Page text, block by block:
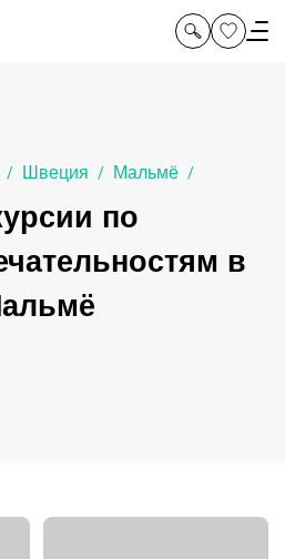
/ Швеция / Мальмё /
по
в